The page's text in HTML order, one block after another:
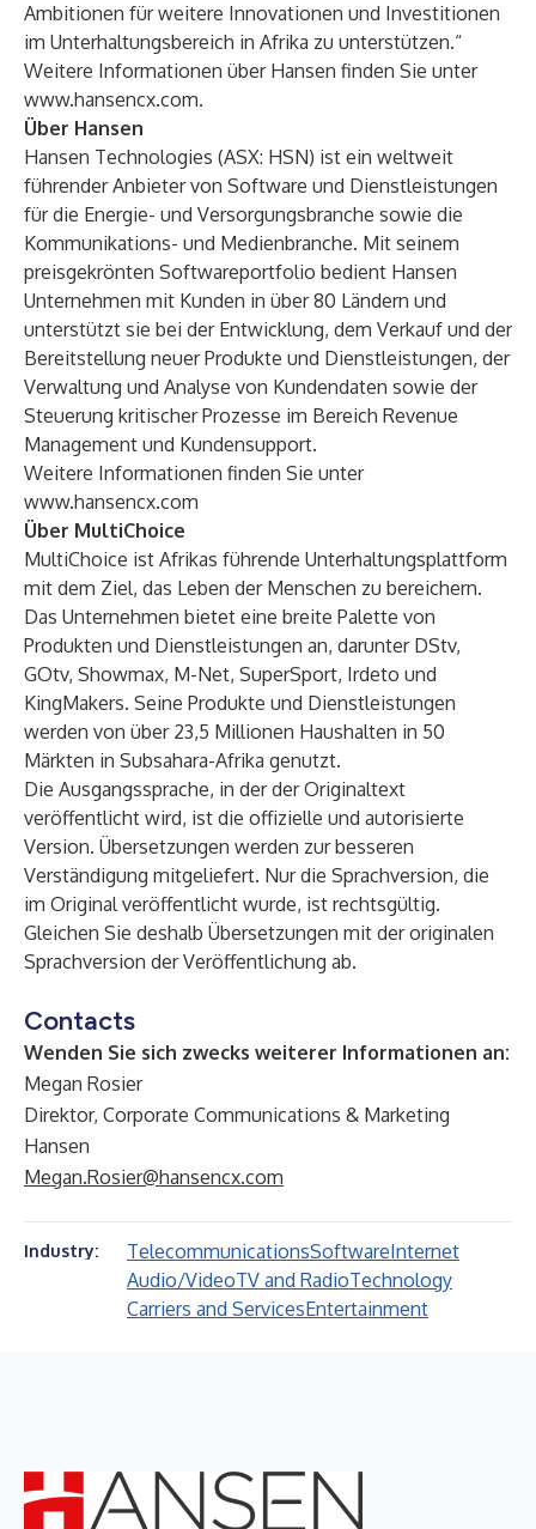
Ambitionen für weitere Innovationen und Investitionen
im Unterhaltungsbereich in Afrika zu unterstützen.“
Weitere Informationen über Hansen finden Sie unter
www.hansencx.com.
Über Hansen
Hansen Technologies (ASX: HSN) ist ein weltweit
führender Anbieter von Software und Dienstleistungen
für die Energie- und Versorgungsbranche sowie die
Kommunikations- und Medienbranche. Mit seinem
preisgekrönten Softwareportfolio bedient Hansen
Unternehmen mit Kunden in über 80 Ländern und
unterstützt sie bei der Entwicklung, dem Verkauf und der
Bereitstellung neuer Produkte und Dienstleistungen, der
Verwaltung und Analyse von Kundendaten sowie der
Steuerung kritischer Prozesse im Bereich Revenue
Management und Kundensupport.
Weitere Informationen finden Sie unter
www.hansencx.com
Über MultiChoice
MultiChoice ist Afrikas führende Unterhaltungsplattform
mit dem Ziel, das Leben der Menschen zu bereichern.
Das Unternehmen bietet eine breite Palette von
Produkten und Dienstleistungen an, darunter DStv,
GOtv, Showmax, M-Net, SuperSport, Irdeto und
KingMakers. Seine Produkte und Dienstleistungen
werden von über 23,5 Millionen Haushalten in 50
Märkten in Subsahara-Afrika genutzt.
Die Ausgangssprache, in der der Originaltext
veröffentlicht wird, ist die offizielle und autorisierte
Version. Übersetzungen werden zur besseren
Verständigung mitgeliefert. Nur die Sprachversion, die
im Original veröffentlicht wurde, ist rechtsgültig.
Gleichen Sie deshalb Übersetzungen mit der originalen
Sprachversion der Veröffentlichung ab.
Contacts
Wenden Sie sich zwecks weiterer Informationen an:
Megan Rosier
Direktor, Corporate Communications & Marketing
Hansen
Megan.Rosier@hansencx.com
Industry: TelecommunicationsSoftwareInternet
Audio/VideoTV and RadioTechnology
Carriers and ServicesEntertainment